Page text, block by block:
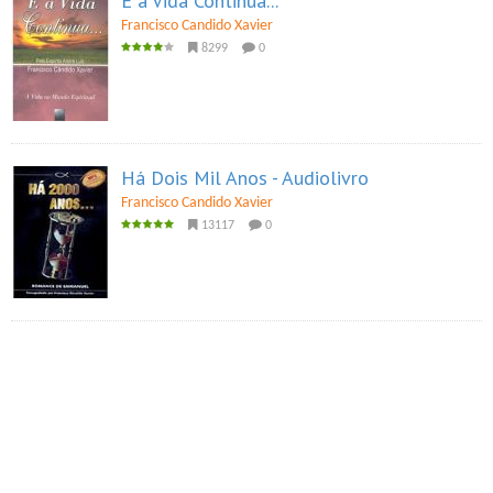
Francisco Candido Xavier
8299 0
Há Dois Mil Anos - Audiolivro
Francisco Candido Xavier
13117 0